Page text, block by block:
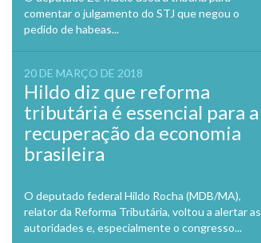
comentar o julgamento do STJ que negou o
pedido de habeas...
20 DE MARÇO DE 2018
Hildo diz que reforma
tributária é essencial para a
recuperação da economia
brasileira
O deputado federal Hildo Rocha (MDB/MA),
relator da Reforma Tributária, voltou a alertar as
autoridades e, especialmente o congresso...